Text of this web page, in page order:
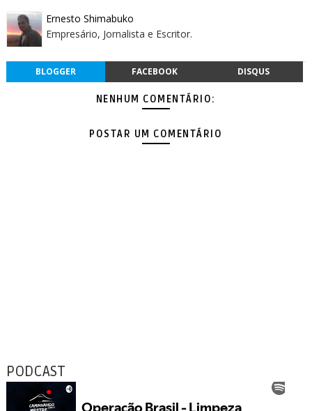
Ernesto Shimabuko
Empresário, Jornalista e Escritor.
BLOGGER FACEBOOK DISQUS
NENHUM COMENTÁRIO:
POSTAR UM COMENTÁRIO
PODCAST